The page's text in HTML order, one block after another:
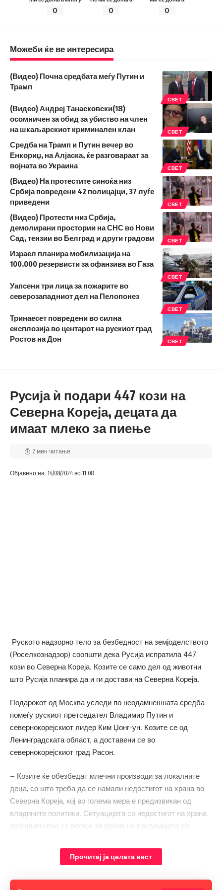
0 0 0
Можеби ќе ве интересира
СВЕТ
(Видео) Почна средбата меѓу Путин и
Трамп
СВЕТ
(Видео) Андреј Танасковски(18)
осомничен за обид за убиство на член
на шкаљарскиот криминален клан
СВЕТ
Средба на Трамп и Путин вечер во
Енкориџ, на Алјаска, ќе разговараат за
војната во Украина
СВЕТ
(Видео) На протестите синоќа низ
Србија повредени 42 полицајци, 37 луѓе
приведени
СВЕТ
(Видео) Протести низ Србија,
демолирани простории на СНС во Нови
Сад, тензии во Белград и други градови
СВЕТ
Израел планира мобилизација на
100.000 резервисти за офанзива во Газа
СВЕТ
Уапсени три лица за пожарите во
северозападниот дел на Пелопонез
СВЕТ
Тринаесет повредени во силна
експлозија во центарот на рускиот град
Ростов на Дон
Русија ѝ подари 447 кози на
Северна Кореја, децата да
имаат млеко за пиење
Објавено на: 14/08/2024 во 11:08
2 мин читање
Руското надзорно тело за безбедност на земјоделството
(Роселкознадзор) соопшти дека Русија испратила 447
кози во Северна Кореја. Козите се само дел од животни
што Русија планира да и ги достави на Северна Кореја.
Подарокот од Москва уследи по неодамнешната средба
помеѓу рускиот претседател Владимир Путин и
севернокорејскиот лидер Ким Џонг-ун. Козите се од
Ленинградската област, а доставени се во
севернокорејскиот град Расон.
– Козите ќе обезбедат млечни производи за локалните
деца, со што треба да се намали недостигот на храна во
Северна Кореја, кој во голема мера е предизвикан од
владините политики. Ситуацијата со недостигот на храна
дополнително се влоши за време на пандемијата со
Прочитај ја целата вест